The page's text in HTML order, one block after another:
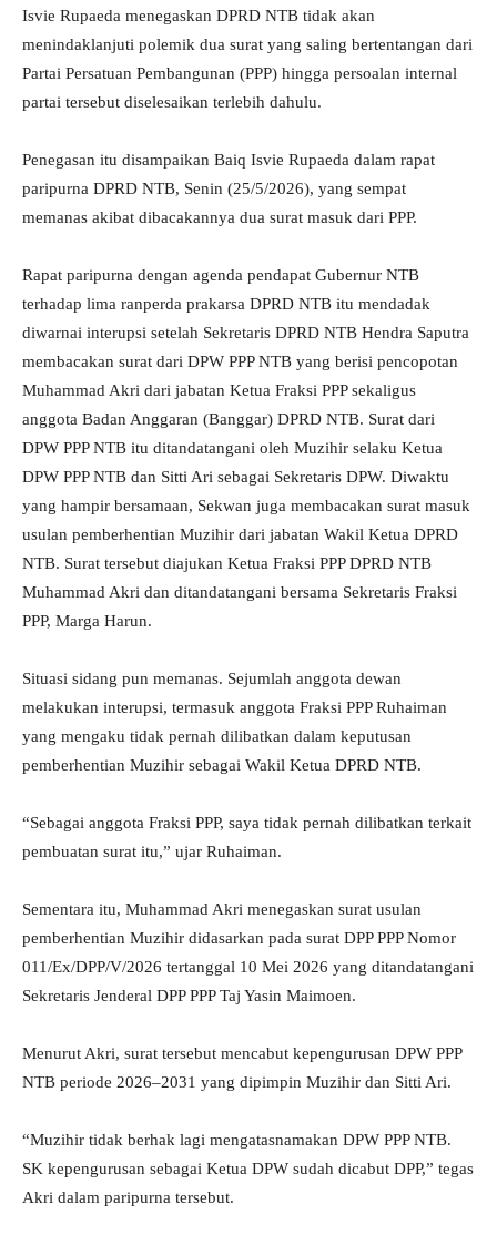
Isvie Rupaeda menegaskan DPRD NTB tidak akan
menindaklanjuti polemik dua surat yang saling bertentangan dari
Partai Persatuan Pembangunan (PPP) hingga persoalan internal
partai tersebut diselesaikan terlebih dahulu.
Penegasan itu disampaikan Baiq Isvie Rupaeda dalam rapat
paripurna DPRD NTB, Senin (25/5/2026), yang sempat
memanas akibat dibacakannya dua surat masuk dari PPP.
Rapat paripurna dengan agenda pendapat Gubernur NTB
terhadap lima ranperda prakarsa DPRD NTB itu mendadak
diwarnai interupsi setelah Sekretaris DPRD NTB Hendra Saputra
membacakan surat dari DPW PPP NTB yang berisi pencopotan
Muhammad Akri dari jabatan Ketua Fraksi PPP sekaligus
anggota Badan Anggaran (Banggar) DPRD NTB. Surat dari
DPW PPP NTB itu ditandatangani oleh Muzihir selaku Ketua
DPW PPP NTB dan Sitti Ari sebagai Sekretaris DPW. Diwaktu
yang hampir bersamaan, Sekwan juga membacakan surat masuk
usulan pemberhentian Muzihir dari jabatan Wakil Ketua DPRD
NTB. Surat tersebut diajukan Ketua Fraksi PPP DPRD NTB
Muhammad Akri dan ditandatangani bersama Sekretaris Fraksi
PPP, Marga Harun.
Situasi sidang pun memanas. Sejumlah anggota dewan
melakukan interupsi, termasuk anggota Fraksi PPP Ruhaiman
yang mengaku tidak pernah dilibatkan dalam keputusan
pemberhentian Muzihir sebagai Wakil Ketua DPRD NTB.
“Sebagai anggota Fraksi PPP, saya tidak pernah dilibatkan terkait
pembuatan surat itu,” ujar Ruhaiman.
Sementara itu, Muhammad Akri menegaskan surat usulan
pemberhentian Muzihir didasarkan pada surat DPP PPP Nomor
011/Ex/DPP/V/2026 tertanggal 10 Mei 2026 yang ditandatangani
Sekretaris Jenderal DPP PPP Taj Yasin Maimoen.
Menurut Akri, surat tersebut mencabut kepengurusan DPW PPP
NTB periode 2026–2031 yang dipimpin Muzihir dan Sitti Ari.
“Muzihir tidak berhak lagi mengatasnamakan DPW PPP NTB.
SK kepengurusan sebagai Ketua DPW sudah dicabut DPP,” tegas
Akri dalam paripurna tersebut.